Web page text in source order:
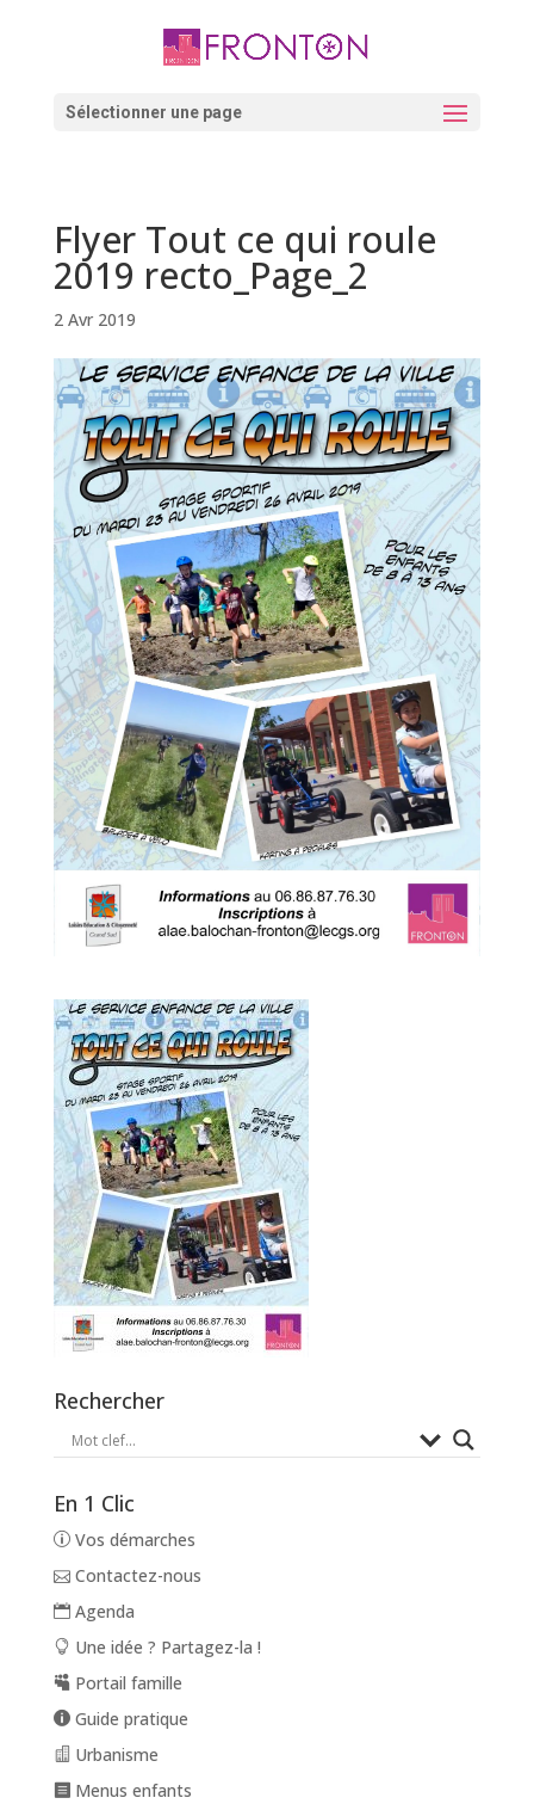
Sélectionner une page
Flyer Tout ce qui roule
2019 recto_Page_2
2 Avr 2019
Rechercher
En 1 Clic
Vos démarches
Contactez-nous
Agenda
Une idée ? Partagez-la !
Portail famille
Guide pratique
Urbanisme
Menus enfants